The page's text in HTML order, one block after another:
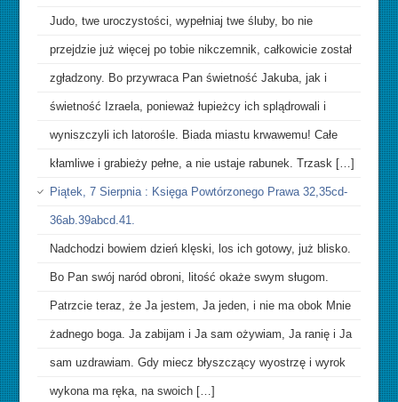
Judo, twe uroczystości, wypełniaj twe śluby, bo nie
przejdzie już więcej po tobie nikczemnik, całkowicie został
zgładzony. Bo przywraca Pan świetność Jakuba, jak i
świetność Izraela, ponieważ łupieżcy ich splądrowali i
wyniszczyli ich latorośle. Biada miastu krwawemu! Całe
kłamliwe i grabieży pełne, a nie ustaje rabunek. Trzask […]
Piątek, 7 Sierpnia : Księga Powtórzonego Prawa 32,35cd-
36ab.39abcd.41.
Nadchodzi bowiem dzień klęski, los ich gotowy, już blisko.
Bo Pan swój naród obroni, litość okaże swym sługom.
Patrzcie teraz, że Ja jestem, Ja jeden, i nie ma obok Mnie
żadnego boga. Ja zabijam i Ja sam ożywiam, Ja ranię i Ja
sam uzdrawiam. Gdy miecz błyszczący wyostrzę i wyrok
wykona ma ręka, na swoich […]